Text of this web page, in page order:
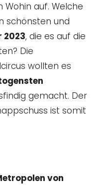
auf. Welche
schönsten und
2023, die es auf die
Die
wollten es
gemacht. Der
ist somit
von